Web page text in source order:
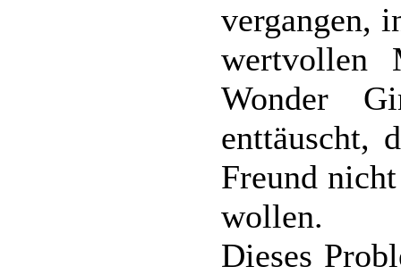
vergangen,
wertvollen
Wonder
enttäuscht,
Freund
wollen.
Dieses